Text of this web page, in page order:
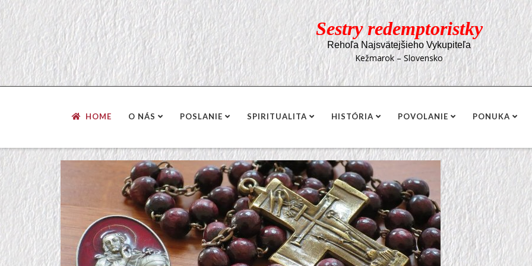
Sestry redemptoristky
Rehoľa Najsvätejšieho Vykupiteľa
Kežmarok – Slovensko
HOME O NÁS POSLANIE SPIRITUALITA HISTÓRIA POVOLANIE PONUKA